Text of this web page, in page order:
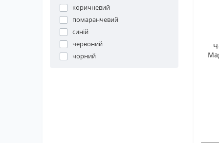
коричневий
помаранчевий
синій
червоний
чорний